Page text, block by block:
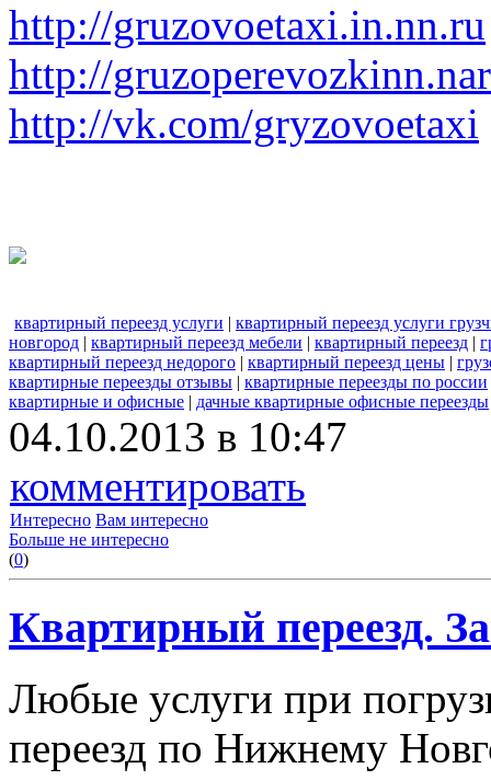
http://gruzovoetaxi.in.nn.ru
http://
http://vk.com/gryzovoetaxi
квартирный переезд услуги | квартирный переезд услуги
новгород | квартирный переезд мебели | квартирный переезд |
квартирный переезд недорого | квартирный переезд цены |
квартирные переезды отзывы | квартирные переезды по россии
квартирные и офисные | дачные квартирные офисные переезды
04.10.2013 в 10:47
комментировать
Интересно Вам интересно
Больше не интересно
(0)
Квартирный переезд.
Любые услуги при
переезд по Нижнему